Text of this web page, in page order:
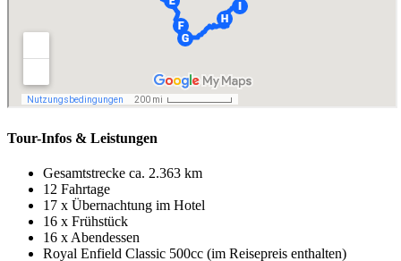
Tour-Infos & Leistungen
Gesamtstrecke ca. 2.363 km
12 Fahrtage
17 x Übernachtung im Hotel
16 x Frühstück
16 x Abendessen
Royal Enfield Classic 500cc (im Reisepreis enthalten)